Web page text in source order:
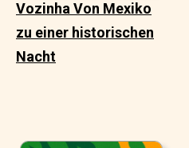
Vozinha Von Mexiko
zu einer historischen
Nacht